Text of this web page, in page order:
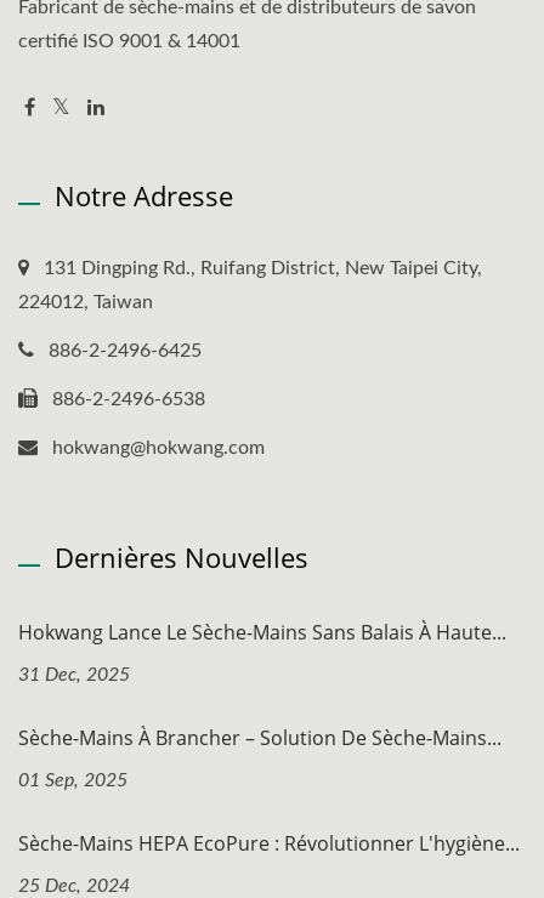
Fabricant de sèche-mains et de distributeurs de savon
certifié ISO 9001 & 14001
Notre Adresse
131 Dingping Rd., Ruifang District, New Taipei City,
224012, Taiwan
886-2-2496-6425
886-2-2496-6538
hokwang@hokwang.com
Dernières Nouvelles
Hokwang Lance Le Sèche-Mains Sans Balais À Haute...
31 Dec, 2025
Sèche-Mains À Brancher – Solution De Sèche-Mains...
01 Sep, 2025
Sèche-Mains HEPA EcoPure : Révolutionner L'hygiène...
25 Dec, 2024